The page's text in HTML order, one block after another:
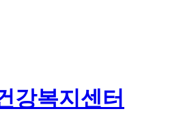
강복지센터